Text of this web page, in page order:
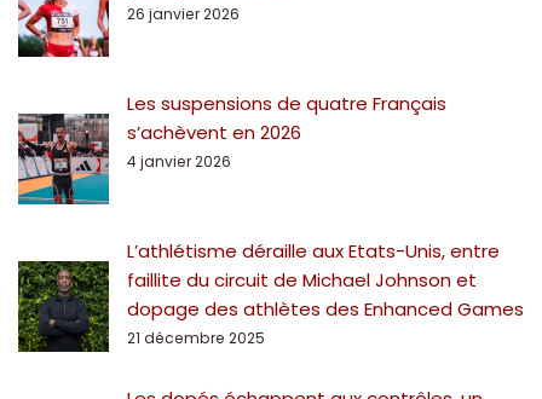
26 janvier 2026
Les suspensions de quatre Français
s’achèvent en 2026
4 janvier 2026
L’athlétisme déraille aux Etats-Unis, entre
faillite du circuit de Michael Johnson et
dopage des athlètes des Enhanced Games
21 décembre 2025